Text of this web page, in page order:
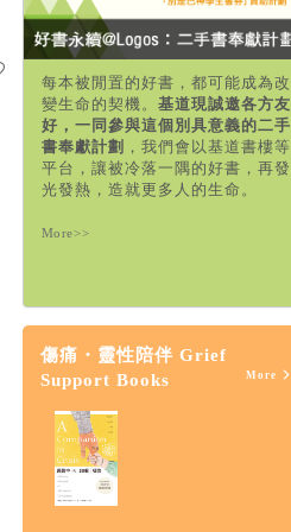
每本被閒置的好書，都可能成為改
變生命的契機。 基道現誠邀各方友
好，一同參與這個別具意義的二手
書奉獻計劃 ，我們會以基道書樓等
平台，讓被冷落一隅的好書，再發
光發熱，造就更多人的生命。
More>>
傷痛・靈性陪伴 Grief
Support Books
More